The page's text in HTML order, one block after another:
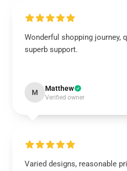
Wonderful shopping journey,
superb support.
M Matthew
Verified owner
Varied designs, reasonable